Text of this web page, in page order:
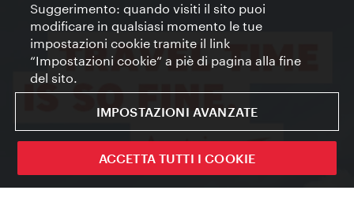
Suggerimento: quando visiti il sito puoi
modificare in qualsiasi momento le tue
impostazioni cookie tramite il link
“Impostazioni cookie” a piè di pagina alla fine
del sito.
IMPOSTAZIONI AVANZATE
ACCETTA TUTTI I COOKIE